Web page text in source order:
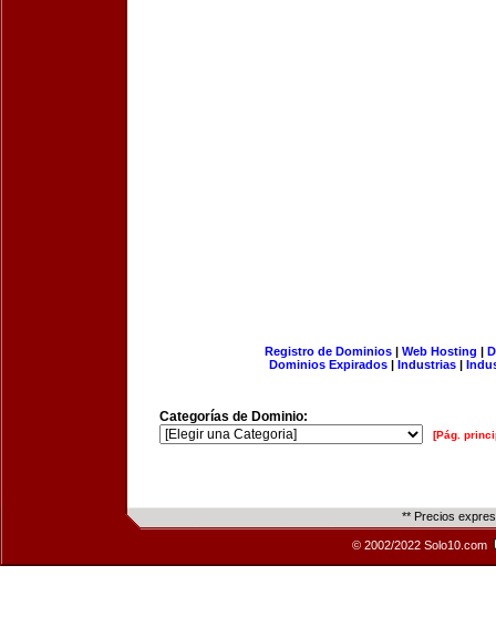
Registro de Dominios| Web Hosting |
Dominios Expirados | Industrias |
Categorías de Dominio:
[Pág.
** Precios
© 2002/2022 Solo10.com